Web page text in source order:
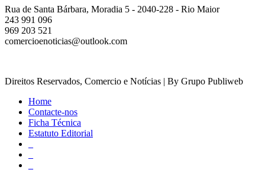
Rua de Santa Bárbara, Moradia 5 - 2040-228 - Rio Maior
243 991 096
969 203 521
comercioenoticias@outlook.com
Direitos Reservados, Comercio e Notícias | By Grupo Publiweb
Home
Contacte-nos
Ficha Técnica
Estatuto Editorial